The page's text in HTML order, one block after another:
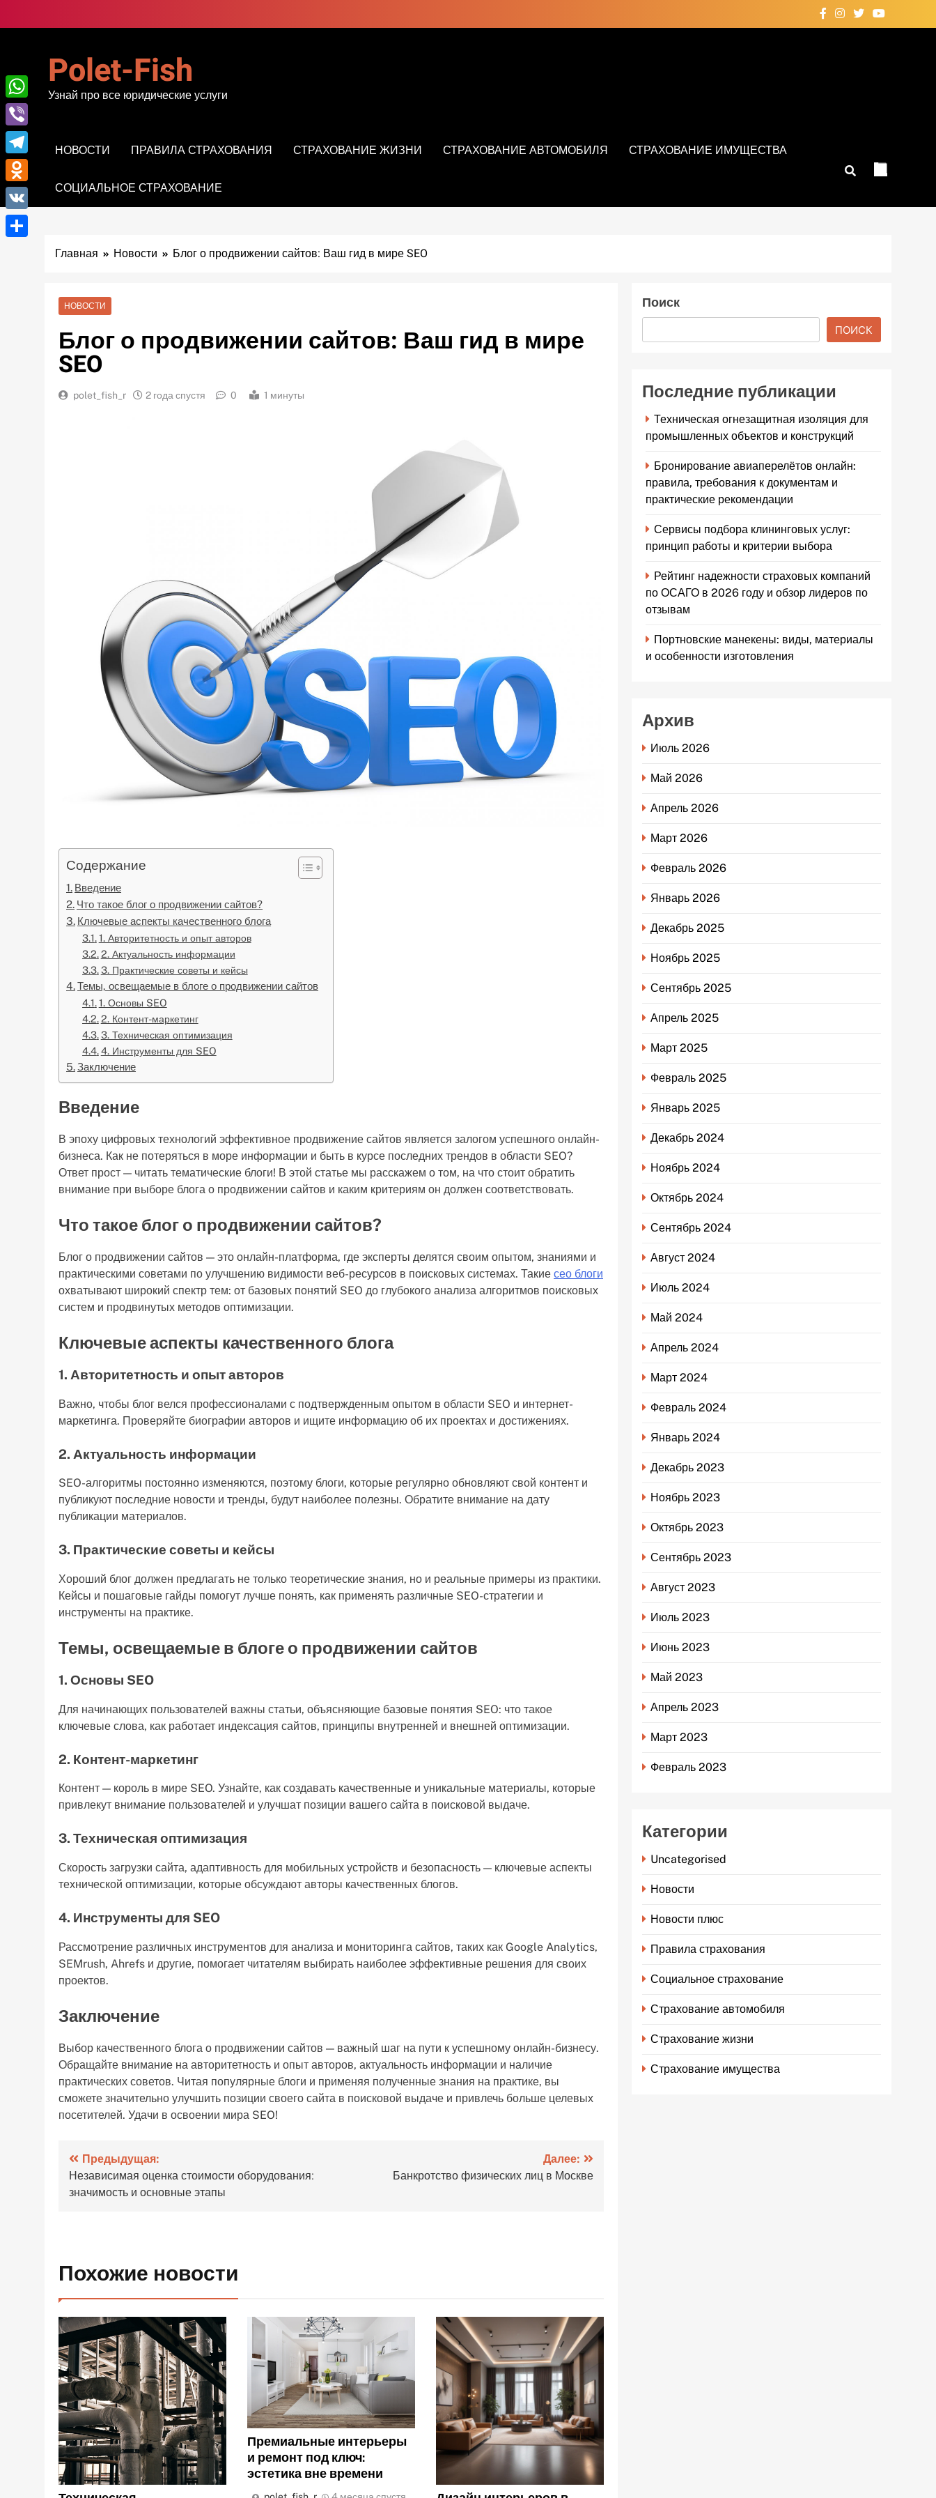
к
Polet-Fish
Узнай про все юридические услуги
НОВОСТИ ПРАВИЛА СТРАХОВАНИЯ СТРАХОВАНИЕ ЖИЗНИ СТРАХОВАНИЕ АВТОМОБИЛЯ СТРАХОВАНИЕ ИМУЩЕСТВА
СОЦИАЛЬНОЕ СТРАХОВАНИЕ
Главная Новости Блог о продвижении сайтов: Ваш гид в мире SEO
НОВОСТИ
Блог о продвижении сайтов: Ваш гид в мире
SEO
polet_fish_r 2 года спустя 0 1 минуты
Содержание
Введение
Что такое блог о продвижении сайтов?
Ключевые аспекты качественного блога
1. Авторитетность и опыт авторов
2. Актуальность информации
3. Практические советы и кейсы
Темы, освещаемые в блоге о продвижении сайтов
1. Основы SEO
2. Контент-маркетинг
3. Техническая оптимизация
4. Инструменты для SEO
Заключение
Введение
В эпоху цифровых технологий эффективное продвижение сайтов является залогом успешного онлайн-
бизнеса. Как не потеряться в море информации и быть в курсе последних трендов в области SEO?
Ответ прост — читать тематические блоги! В этой статье мы расскажем о том, на что стоит обратить
внимание при выборе блога о продвижении сайтов и каким критериям он должен соответствовать.
Что такое блог о продвижении сайтов?
Блог о продвижении сайтов — это онлайн-платформа, где эксперты делятся своим опытом, знаниями и
практическими советами по улучшению видимости веб-ресурсов в поисковых системах. Такие сео блоги
охватывают широкий спектр тем: от базовых понятий SEO до глубокого анализа алгоритмов поисковых
систем и продвинутых методов оптимизации.
Ключевые аспекты качественного блога
1. Авторитетность и опыт авторов
Важно, чтобы блог велся профессионалами с подтвержденным опытом в области SEO и интернет-
маркетинга. Проверяйте биографии авторов и ищите информацию об их проектах и достижениях.
2. Актуальность информации
SEO-алгоритмы постоянно изменяются, поэтому блоги, которые регулярно обновляют свой контент и
публикуют последние новости и тренды, будут наиболее полезны. Обратите внимание на дату
публикации материалов.
3. Практические советы и кейсы
Хороший блог должен предлагать не только теоретические знания, но и реальные примеры из практики.
Кейсы и пошаговые гайды помогут лучше понять, как применять различные SEO-стратегии и
инструменты на практике.
Темы, освещаемые в блоге о продвижении сайтов
1. Основы SEO
Для начинающих пользователей важны статьи, объясняющие базовые понятия SEO: что такое
ключевые слова, как работает индексация сайтов, принципы внутренней и внешней оптимизации.
2. Контент-маркетинг
Контент — король в мире SEO. Узнайте, как создавать качественные и уникальные материалы, которые
привлекут внимание пользователей и улучшат позиции вашего сайта в поисковой выдаче.
3. Техническая оптимизация
Скорость загрузки сайта, адаптивность для мобильных устройств и безопасность — ключевые аспекты
технической оптимизации, которые обсуждают авторы качественных блогов.
4. Инструменты для SEO
Рассмотрение различных инструментов для анализа и мониторинга сайтов, таких как Google Analytics,
SEMrush, Ahrefs и другие, помогает читателям выбирать наиболее эффективные решения для своих
проектов.
Заключение
Выбор качественного блога о продвижении сайтов — важный шаг на пути к успешному онлайн-бизнесу.
Обращайте внимание на авторитетность и опыт авторов, актуальность информации и наличие
практических советов. Читая популярные блоги и применяя полученные знания на практике, вы
сможете значительно улучшить позиции своего сайта в поисковой выдаче и привлечь больше целевых
посетителей. Удачи в освоении мира SEO!
Навигация
по
Предыдущая:
Независимая оценка стоимости оборудования:
значимость и основные этапы
Далее:
Банкротство физических лиц в Москве
Похожие новости
Премиальные интерьеры
и ремонт под ключ:
эстетика вне времени
Поиск
ПОИСК
Последние публикации
Техническая огнезащитная изоляция для
промышленных объектов и конструкций
Бронирование авиаперелётов онлайн:
правила, требования к документам и
практические рекомендации
Сервисы подбора клининговых услуг:
принцип работы и критерии выбора
Рейтинг надежности страховых компаний
по ОСАГО в 2026 году и обзор лидеров по
отзывам
Портновские манекены: виды, материалы
и особенности изготовления
Архив
Июль 2026
Май 2026
Апрель 2026
Март 2026
Февраль 2026
Январь 2026
Декабрь 2025
Ноябрь 2025
Сентябрь 2025
Апрель 2025
Март 2025
Февраль 2025
Январь 2025
Декабрь 2024
Ноябрь 2024
Октябрь 2024
Сентябрь 2024
Август 2024
Июль 2024
Май 2024
Апрель 2024
Март 2024
Февраль 2024
Январь 2024
Декабрь 2023
Ноябрь 2023
Октябрь 2023
Сентябрь 2023
Август 2023
Июль 2023
Июнь 2023
Май 2023
Апрель 2023
Март 2023
Февраль 2023
Категории
Uncategorised
Новости
Новости плюс
Правила страхования
Социальное страхование
Страхование автомобиля
Страхование жизни
Страхование имущества
WhatsApp
Viber
Telegram
Odnoklassniki
VK
Отправить